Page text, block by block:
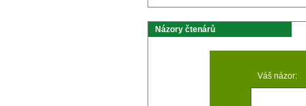
Názory čtenárů
Váš názor: